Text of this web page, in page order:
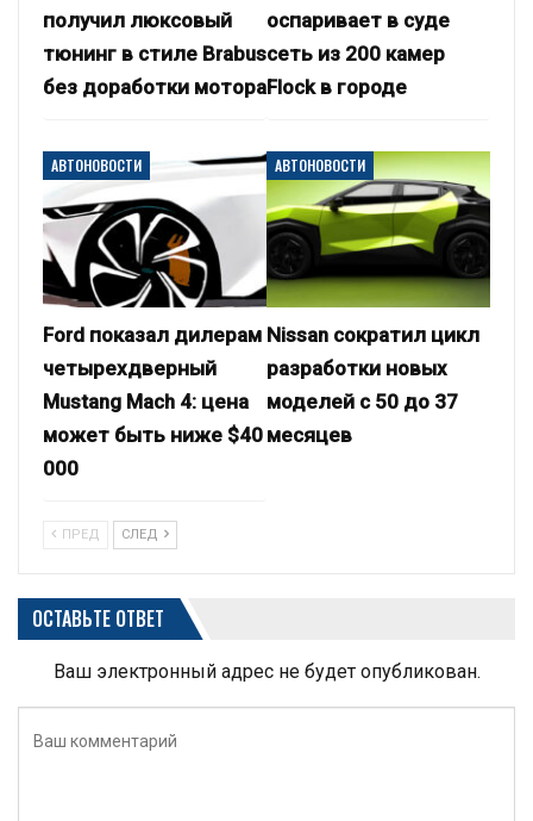
получил люксовый
тюнинг в стиле Brabus
без доработки мотора
оспаривает в суде
сеть из 200 камер
Flock в городе
АВТОНОВОСТИ
Ford показал дилерам
четырехдверный
Mustang Mach 4: цена
может быть ниже $40
000
АВТОНОВОСТИ
Nissan сократил цикл
разработки новых
моделей с 50 до 37
месяцев
ПРЕД СЛЕД
ОСТАВЬТЕ ОТВЕТ
Ваш электронный адрес не будет опубликован.